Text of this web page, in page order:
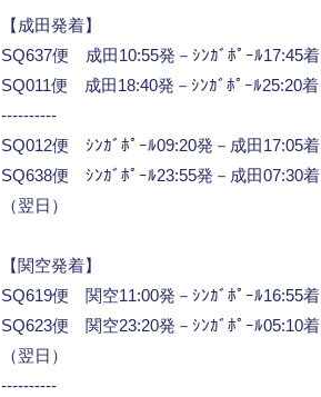
【成田発着】
SQ637便 成田10:55発－ｼﾝｶﾞﾎﾟｰﾙ17:45着
SQ011便 成田18:40発－ｼﾝｶﾞﾎﾟｰﾙ25:20着
----------
SQ012便 ｼﾝｶﾞﾎﾟｰﾙ09:20発－成田17:05着
SQ638便 ｼﾝｶﾞﾎﾟｰﾙ23:55発－成田07:30着
（翌日）
【関空発着】
SQ619便 関空11:00発－ｼﾝｶﾞﾎﾟｰﾙ16:55着
SQ623便 関空23:20発－ｼﾝｶﾞﾎﾟｰﾙ05:10着
（翌日）
----------